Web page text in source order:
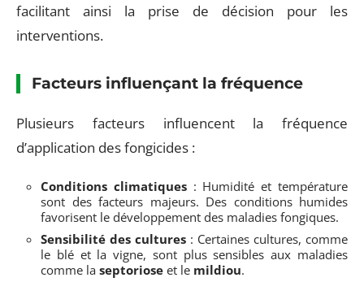
facilitant ainsi la prise de décision pour les
interventions.
Facteurs influençant la fréquence
Plusieurs facteurs influencent la fréquence
d’application des fongicides :
Conditions climatiques: Humidité et température
sont des facteurs majeurs. Des conditions humides
favorisent le développement des maladies fongiques.
Sensibilité des cultures : Certaines cultures, comme
le blé et la vigne, sont plus sensibles aux maladies
comme la septoriose et le mildiou.